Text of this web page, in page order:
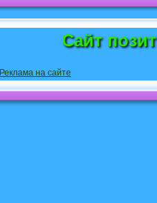
Сайт
Реклама на сайте